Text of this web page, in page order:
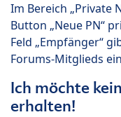
Im Bereich „Private
Button „Neue PN“
Feld „Empfänger“
Forums-Mitglieds
Ich möchte
erhalten!